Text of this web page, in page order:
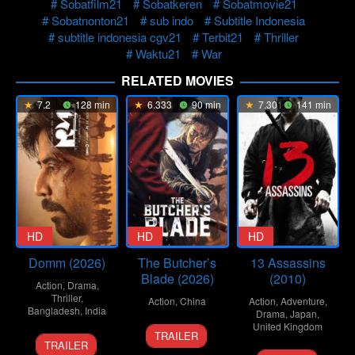
Sobatfilm21 Sobatkeren
Sobatmovie21
Sobatnonton21
sub indo
Subtitle Indonesia
subtitle indonesia cgv21
Terbit21
Thriller
Waktu21
War
RELATED MOVIES
7.2 128 min
HD
Domm (2026)
Action, Drama,
Thriller,
Bangladesh, India
21
Redoan
TRAILER
6.333 90 min
HD
The Butcher’s
Blade (2026)
Action,China
8
Jan
Liu
Wenpu
TRAILER
7.301 141 min
HD
13 Assassins
(2010)
Action, Adventure,
Drama,Japan,
United Kingdom